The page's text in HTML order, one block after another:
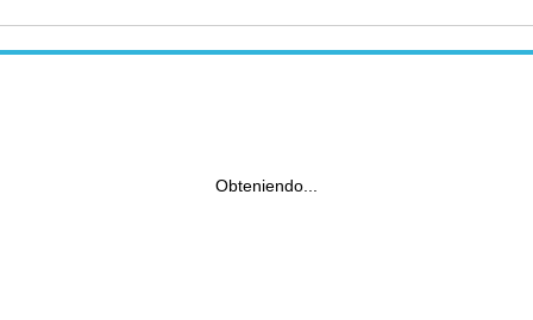
Obteniendo...